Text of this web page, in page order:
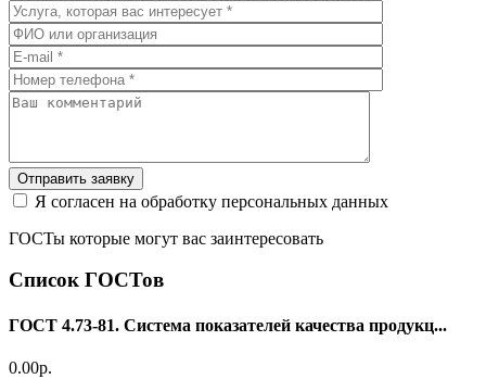
Отправить заявку
Я согласен на обработку персональных данных
ГОСТы которые могут вас заинтересовать
Список ГОСТов
ГОСТ 4.73-81. Система показателей качества продукц...
0.00р.